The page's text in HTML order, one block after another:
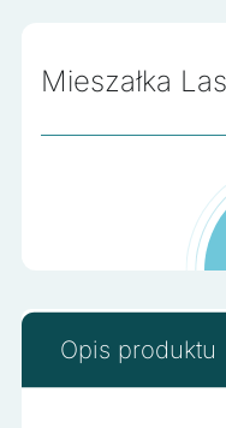
Mieszałka
Opis produktu
Nieklasyfikowane pliki
klasyfikowania, wraz z